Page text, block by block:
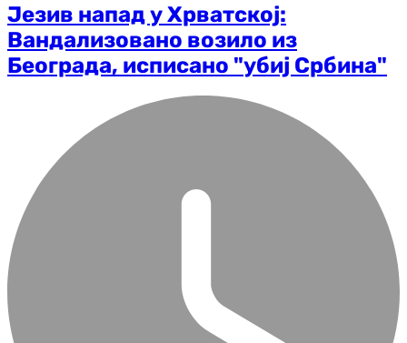
Језив напад у Хрватској:
Вандализовано возило из
Београда, исписано "убиј Србина"